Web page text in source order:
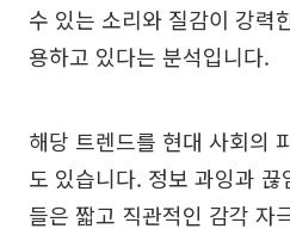
수 있는 소리와 질감이 강력
용하고 있다는 분석입니다.
해당 트렌드를 현대 사회의
도 있습니다. 정보 과잉과
들은 짧고 직관적인 감각 자